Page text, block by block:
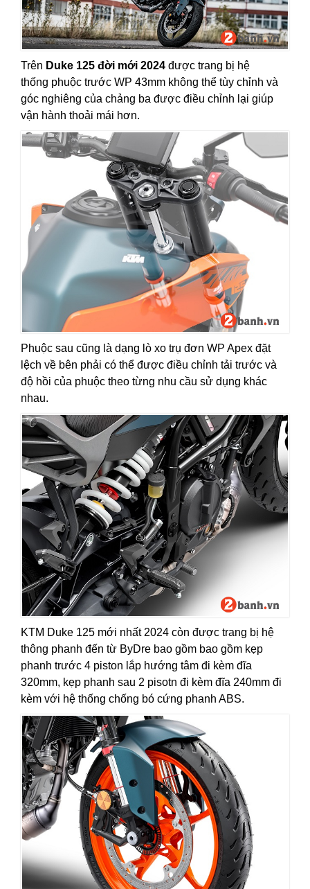
Trên Duke 125 đời mới 2024 được trang bị hệ
thống phuộc trước WP 43mm không thể tùy chỉnh và
góc nghiêng của chảng ba được điều chỉnh lại giúp
vận hành thoải mái hơn.
Phuộc sau cũng là dạng lò xo trụ đơn WP Apex đặt
lệch về bên phải có thể được điều chỉnh tải trước và
độ hồi của phuộc theo từng nhu cầu sử dụng khác
nhau.
KTM Duke 125 mới nhất 2024 còn được trang bị hệ
thông phanh đến từ ByDre bao gồm bao gồm kẹp
phanh trước 4 piston lắp hướng tâm đi kèm đĩa
320mm, kẹp phanh sau 2 pisotn đi kèm đĩa 240mm đi
kèm với hệ thống chống bó cứng phanh ABS.